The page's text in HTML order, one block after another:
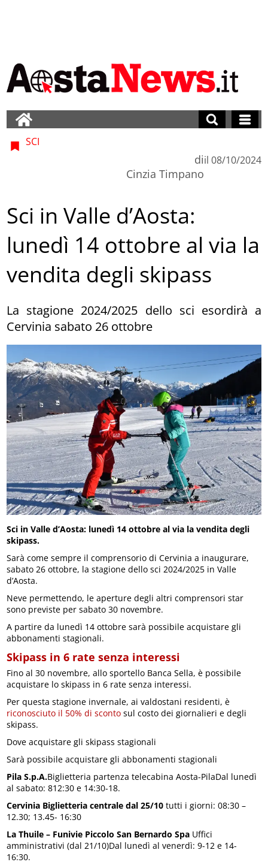
SCI
di
Cinzia Timpano
il 08/10/2024
Sci in Valle d’Aosta:
lunedì 14 ottobre al via la
vendita degli skipass
La stagione 2024/2025 dello sci esordirà a
Cervinia sabato 26 ottobre
Sci in Valle d’Aosta: lunedì 14 ottobre al via la vendita degli
skipass.
Sarà come sempre il comprensorio di Cervinia a inaugurare,
sabato 26 ottobre, la stagione dello sci 2024/2025 in Valle
d’Aosta.
Neve permettendo, le aperture degli altri comprensori star
sono previste per sabato 30 novembre.
A partire da lunedì 14 ottobre sarà possibile acquistare gli
abbonamenti stagionali.
Skipass in 6 rate senza interessi
Fino al 30 novembre, allo sportello Banca Sella, è possibile
acquistare lo skipass in 6 rate senza interessi.
Per questa stagione invernale, ai valdostani residenti, è
riconosciuto il 50% di sconto sul costo dei giornalieri e degli
skipass.
Dove acquistare gli skipass stagionali
Sarà possibile acquistare gli abbonamenti stagionali
Pila S.p.A.Biglietteria partenza telecabina Aosta-PilaDal lunedì
al sabato: 812:30 e 14:30-18.
Cervinia Biglietteria centrale dal 25/10 tutti i giorni: 08:30 –
12.30; 13.45- 16:30
La Thuile – Funivie Piccolo San Bernardo Spa Uffici
amministrativi (dal 21/10)Dal lunedì al venerdì: 9-12 e 14-
16:30.